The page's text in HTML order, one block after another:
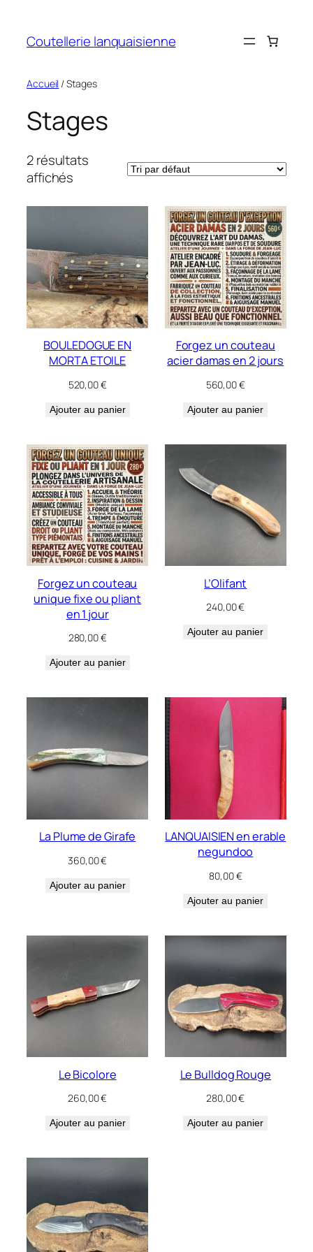
contenu
Coutellerie lanquaisienne
Accueil / Stages
Stages
2 résultats
affichés
BOULEDOGUE EN
MORTA ETOILE
520,00€
Ajouter au panier
Forgez un couteau
acier damas en 2 jours
560,00€
Ajouter au panier
Forgez un couteau
unique fixe ou pliant
en 1 jour
280,00€
Ajouter au panier
L’Olifant
240,00€
Ajouter au panier
La Plume de Girafe
360,00€
Ajouter au panier
LANQUAISIEN en erable
negundoo
80,00€
Ajouter au panier
Le Bicolore
260,00€
Ajouter au panier
Le Bulldog Rouge
280,00€
Ajouter au panier